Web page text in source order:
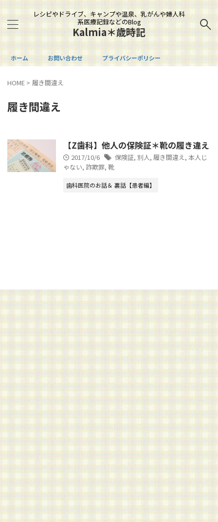
レシピやドライブ、キャンプや温泉、乳がんや婦人科
系医療記録などのBlog
Kalmia＊歳時記
ホーム お問い合わせ プライバシーポリシー
HOME > 履き間違え
履き間違え
【Z歯科】他人の保険証＊靴の履き違え
2017/10/6 保険証, 別人, 履き間違え, 本人じ
ゃない, 詐欺罪, 靴
歯科医院のお話＆ 裏話【患者編】